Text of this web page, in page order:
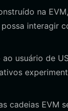
na
interagir
usuário de
cadeias EVM